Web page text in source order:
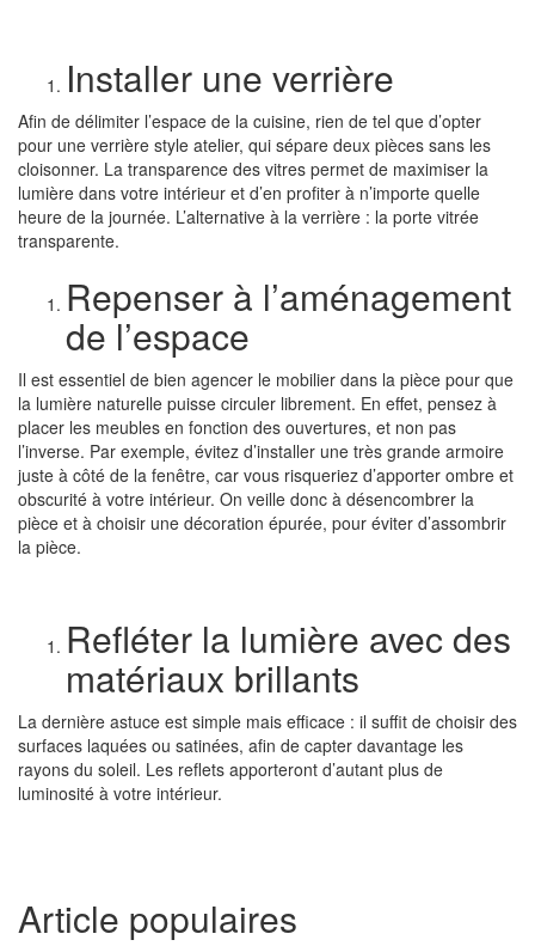
Installer une verrière
Afin de délimiter l’espace de la cuisine, rien de tel que d’opter
pour une verrière style atelier, qui sépare deux pièces sans les
cloisonner. La transparence des vitres permet de maximiser la
lumière dans votre intérieur et d’en profiter à n’importe quelle
heure de la journée. L’alternative à la verrière : la porte vitrée
transparente.
Repenser à l’aménagement
de l’espace
Il est essentiel de bien agencer le mobilier dans la pièce pour que
la lumière naturelle puisse circuler librement. En effet, pensez à
placer les meubles en fonction des ouvertures, et non pas
l’inverse. Par exemple, évitez d’installer une très grande armoire
juste à côté de la fenêtre, car vous risqueriez d’apporter ombre et
obscurité à votre intérieur. On veille donc à désencombrer la
pièce et à choisir une décoration épurée, pour éviter d’assombrir
la pièce.
Refléter la lumière avec des
matériaux brillants
La dernière astuce est simple mais efficace : il suffit de choisir des
surfaces laquées ou satinées, afin de capter davantage les
rayons du soleil. Les reflets apporteront d’autant plus de
luminosité à votre intérieur.
Article populaires